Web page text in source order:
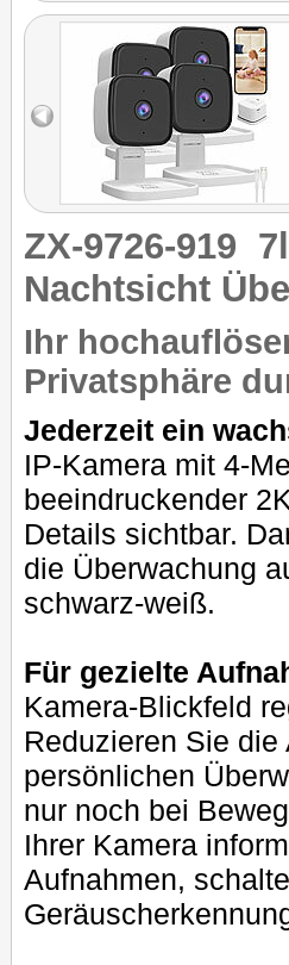
ZX-9726-919
Nachtsicht
Ihr
Privatsphäre
Jederzeit ein
IP-Kamera mit 4-
beeindruckender
Details sichtbar.
die Überwachung
schwarz-weiß.
Für gezielte
Kamera-Blickfeld
Reduzieren Sie
persönlichen
nur noch bei
Ihrer Kamera
Aufnahmen,